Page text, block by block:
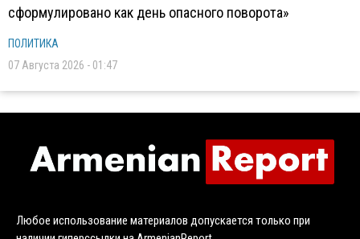
сформулировано как день опасного поворота»
ПОЛИТИКА
07 Августа 2026 - 01:47
Любое использование материалов допускается только при